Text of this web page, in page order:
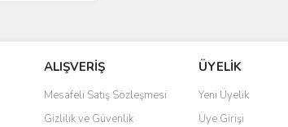
ALIŞVERİŞ
Mesafeli Satış Sözleşmesi
Gizlilik ve Güvenlik
ÜYELİK
Yeni Üyelik
Üye Girişi